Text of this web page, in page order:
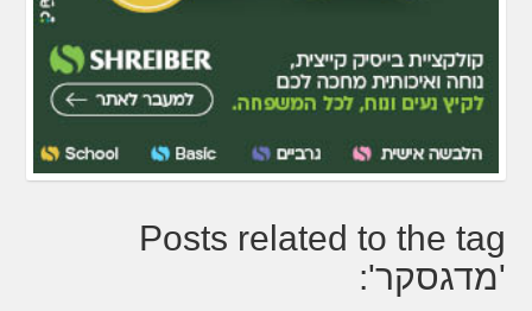
Posts related to the tag
'מדגסקר':